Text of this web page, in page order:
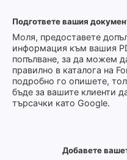
Подгответе вашия
Моля, предоставете
информация към вашия
попълване, за да можем
правилно в каталога на
подробно го опишете,
бъде за вашите клиенти
търсачки като Google.
Добавете